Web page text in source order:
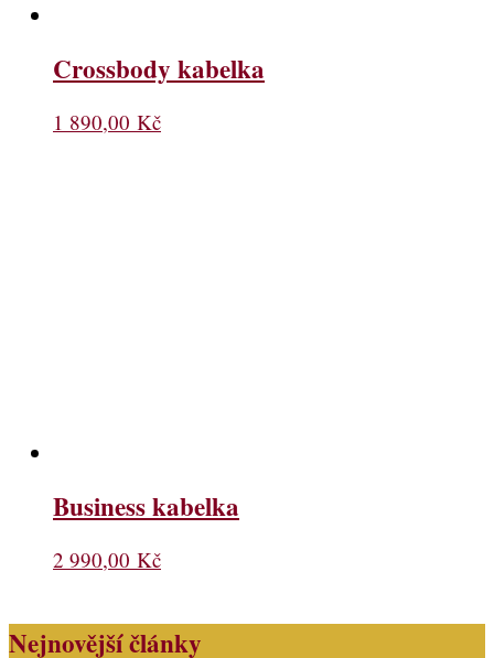
Crossbody kabelka
1 890,00 Kč
Business kabelka
2 990,00 Kč
Nejnovější články